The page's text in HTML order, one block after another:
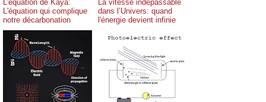
L'équation de Kaya:
L'équation qui complique
notre décarbonation
La vitesse indépassable
dans l’Univers: quand
l'énergie devient infinie